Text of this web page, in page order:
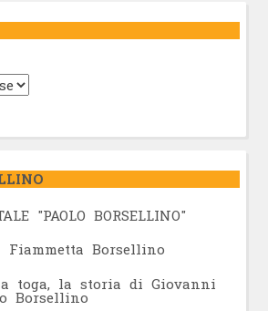
"PAOLO BORSELLINO"
Borsellino
toga, la storia di Giovanni
Borsellino